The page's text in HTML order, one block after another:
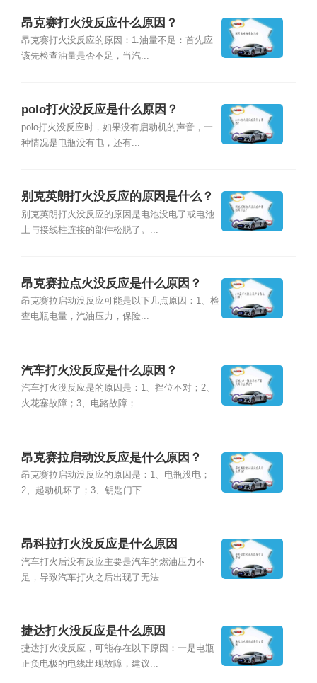
昂克赛打火没反应什么原因？
昂克赛打火没反应的原因：1.油量不足：首先应
该先检查油量是否不足，当汽...
polo打火没反应是什么原因？
polo打火没反应时，如果没有启动机的声音，一
种情况是电瓶没有电，还有...
别克英朗打火没反应的原因是什么？
别克英朗打火没反应的原因是电池没电了或电池
上与接线柱连接的部件松脱了。...
昂克赛拉点火没反应是什么原因？
昂克赛拉启动没反应可能是以下几点原因：1、检
查电瓶电量，汽油压力，保险...
汽车打火没反应是什么原因？
汽车打火没反应是的原因是：1、挡位不对；2、
火花塞故障；3、电路故障；...
昂克赛拉启动没反应是什么原因？
昂克赛拉启动没反应的原因是：1、电瓶没电；
2、起动机坏了；3、钥匙门下...
昂科拉打火没反应是什么原因
汽车打火后没有反应主要是汽车的燃油压力不
足，导致汽车打火之后出现了无法...
捷达打火没反应是什么原因
捷达打火没反应，可能存在以下原因：一是电瓶
正负电极的电线出现故障，建议...